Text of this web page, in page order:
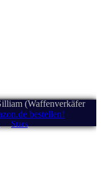
(Waffenverkäfer
bestellen!
Stars